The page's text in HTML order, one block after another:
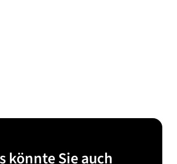
könnte Sie auch